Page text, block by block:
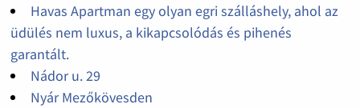
Havas Apartman egy olyan egri szálláshely, ahol az
üdülés nem luxus, a kikapcsolódás és pihenés
garantált.
Nádor u. 29
Nyár Mezőkövesden